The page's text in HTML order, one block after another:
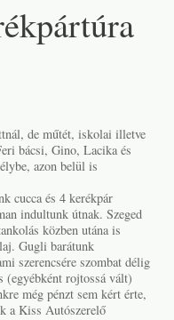
de műtét, iskolai illetve
bácsi, Gino, Lacika és
azon belül is
cucca és 4 kerékpár
indultunk útnak. Szeged
közben utána is
Gugli barátunk
szerencsére szombat délig
(egyébként rojtossá vált)
még pénzt sem kért érte,
a Kiss Autószerelő